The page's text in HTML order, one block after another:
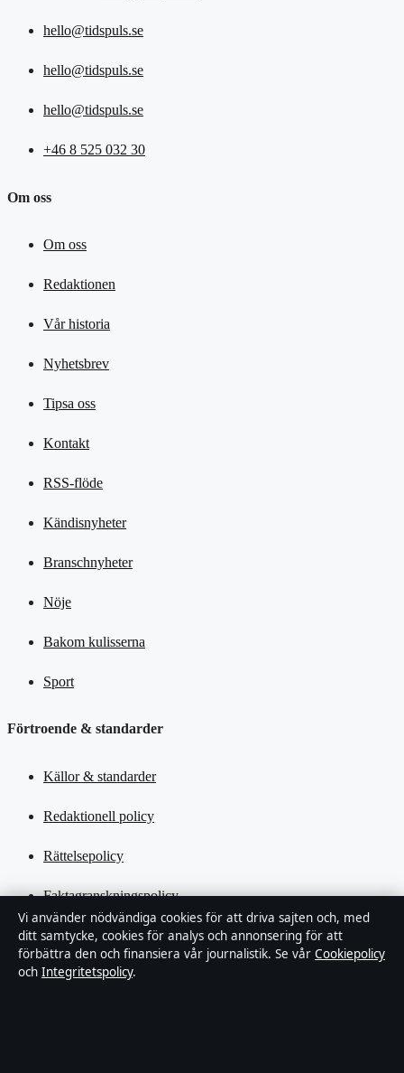
hello@tidspuls.se
hello@tidspuls.se
hello@tidspuls.se
+46 8 525 032 30
Om oss
Om oss
Redaktionen
Vår historia
Nyhetsbrev
Tipsa oss
Kontakt
RSS-flöde
Kändisnyheter
Branschnyheter
Nöje
Bakom kulisserna
Sport
Förtroende & standarder
Källor & standarder
Redaktionell policy
Rättelsepolicy
Faktagranskningspolicy
Ägande & finansiering
Integritetspolicy
Vi använder nödvändiga cookies för att driva sajten och, med
ditt samtycke, cookies för analys och annonsering för att
förbättra den och finansiera vår journalistik. Se vår Cookiepolicy
och Integritetspolicy.